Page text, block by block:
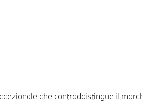
che contraddistingue il